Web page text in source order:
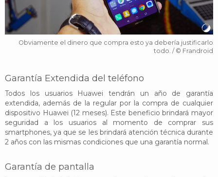
Obviamente el dinero que compra esto ya debería justificarlo
todo. / © Frandroid
Garantía Extendida del teléfono
Todos los usuarios Huawei tendrán un año de garantía
extendida, además de la regular por la compra de cualquier
dispositivo Huawei (12 meses). Este beneficio brindará mayor
seguridad a los usuarios al momento de comprar sus
smartphones, ya que se les brindará atención técnica durante
2 años con las mismas condiciones que una garantía normal.
Garantía de pantalla